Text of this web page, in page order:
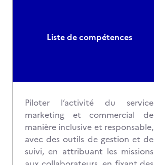
Liste de compétences
Piloter l’activité du service
marketing et commercial de
manière inclusive et responsable,
avec des outils de gestion et de
suivi, en attribuant les missions